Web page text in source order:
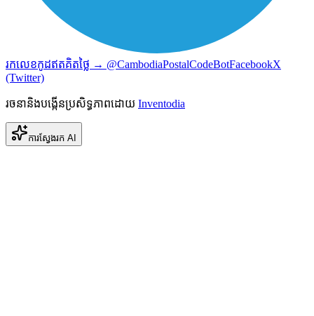
រកលេខកូដឥតគិតថ្លៃ → @CambodiaPostalCodeBotFacebookX
(Twitter)
រចនានិងបង្កើនប្រសិទ្ធភាពដោយ Inventodia
ការស្វែងរក AI